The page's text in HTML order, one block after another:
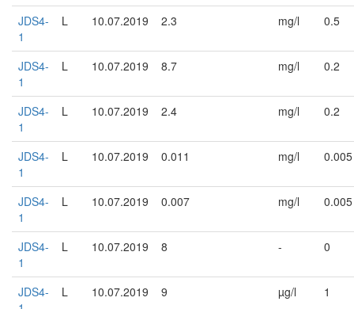
JDS4-
1
L 10.07.2019 2.3 mg/l 0.5
JDS4-
1
L 10.07.2019 8.7 mg/l 0.2
JDS4-
1
L 10.07.2019 2.4 mg/l 0.2
JDS4-
1
L 10.07.2019 0.011 mg/l 0.005
JDS4-
1
L 10.07.2019 0.007 mg/l 0.005
JDS4-
1
L 10.07.2019 8 - 0
JDS4-
L 10.07.2019 9 µg/l 1